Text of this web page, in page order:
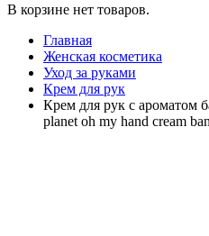
В корзине нет товаров.
Главная
Женская косметика
Уход за руками
Крем для рук
Крем для рук с ароматом
planet oh my hand cream